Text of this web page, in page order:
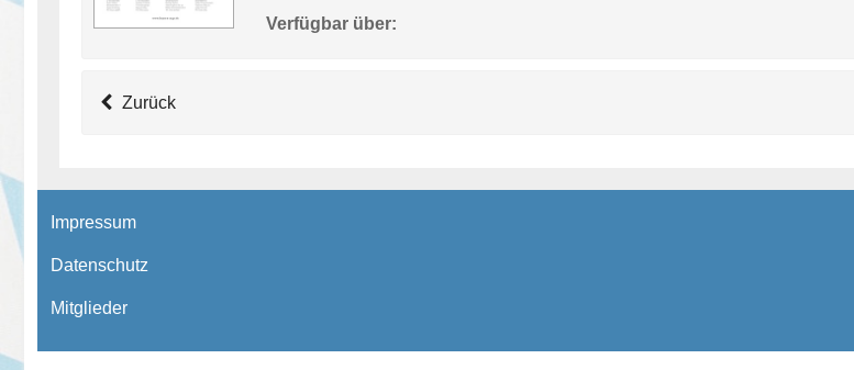
Verfügbar über:
Zurück
Impressum
Datenschutz
Mitglieder